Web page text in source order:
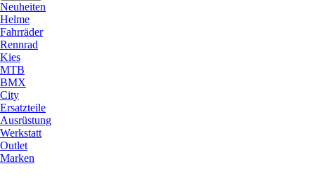
Neuheiten
Helme
Fahrräder
Rennrad
Kies
MTB
BMX
City
Ersatzteile
Ausrüstung
Werkstatt
Outlet
Marken